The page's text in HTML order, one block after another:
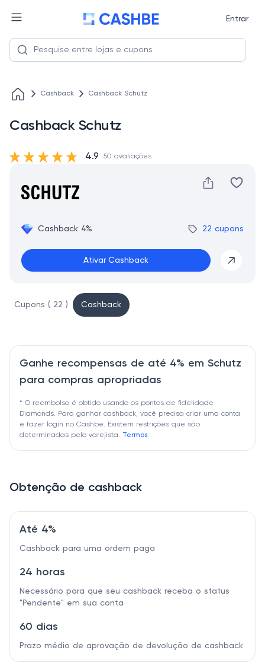
Entrar
Cashback Cashback Schutz
Cashback Schutz
Cashback 4% 22 cupons
Ativar Cashback
4.9 50 avaliações
Cupons ( 22 ) Cashback
Ganhe recompensas de até 4% em Schutz
para compras apropriadas
* O reembolso é obtido usando os pontos de fidelidade
Diamonds. Para ganhar cashback, você precisa criar uma conta
e fazer login no Cashbe. Existem restrições que são
determinadas pelo varejista. Termos
Obtenção de cashback
Até 4%
Cashback para uma ordem paga
24 horas
Necessário para que seu cashback receba o status
"Pendente" em sua conta
60 dias
Prazo médio de aprovação de devolução de cashback